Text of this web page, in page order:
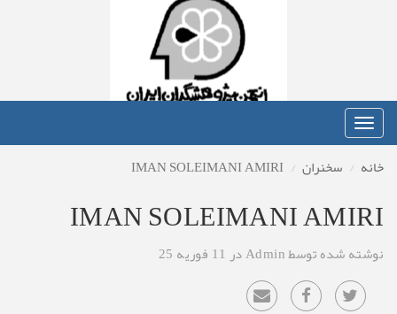
Toggle
navigation
خانه سخنران IMAN SOLEIMANI AMIRI
IMAN SOLEIMANI AMIRI
نوشته شده توسط Admin در 11 فوریه 25